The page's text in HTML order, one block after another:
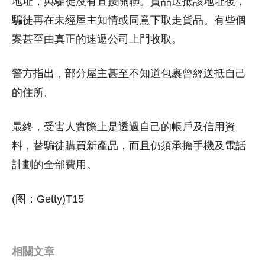
騙徒再在未經屋主知情或同意下取走貨品。有些個
案甚至由真正的速遞公司上門收取。
警方指出，部分屋主甚至不知道包裹曾經送抵自己
的住所。
最終，受害人實際上是透過自己的帳戶及信用資
料，替騙徒購買新產品，而且仍須承擔手機及電話
計劃的全部費用。
(图：Getty)T15
相關文章